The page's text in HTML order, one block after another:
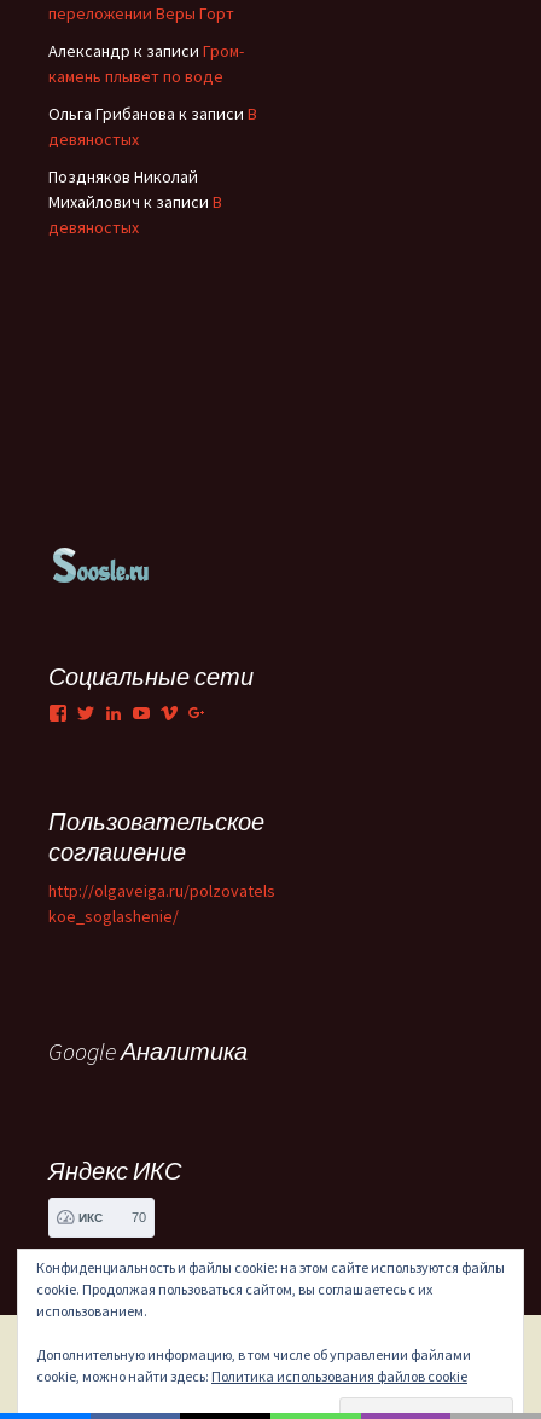
переложении Веры Горт
Александр к записи Гром-
камень плывет по воде
Ольга Грибанова к записи В
девяностых
Поздняков Николай
Михайлович к записи В
девяностых
Социальные сети
Facebook
TwitterLinkedIn
YouTube
Vimeo
Пользовательское
соглашение
http://olgaveiga.ru/polzovatels
koe_soglashenie/
Google Аналитика
Яндекс ИКС
ИКС 70
Сайт работает на WordPress
Конфиденциальность и файлы cookie: на этом сайте используются файлы
cookie. Продолжая пользоваться сайтом, вы соглашаетесь с их
использованием.
Дополнительную информацию, в том числе об управлении файлами
cookie, можно найти здесь: Политика использования файлов cookie